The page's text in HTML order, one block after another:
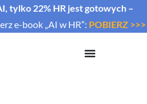
tylko 22% HR jest gotowych –
e-book „AI w HR”: POBIERZ >>>